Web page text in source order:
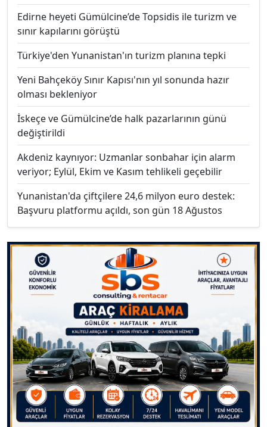
Edirne heyeti Gümülcine’de Topsidis ile turizm ve
sınır kapılarını görüştü
Türkiye'den Yunanistan'ın turizm planına tepki
Yeni Bahçeköy Sınır Kapısı'nın yıl sonunda hazır
olması bekleniyor
İskeçe ve Gümülcine’de halk pazarlarının günü
değiştirildi
Akdeniz kaynıyor: Uzmanlar sonbahar için alarm
veriyor; Eylül, Ekim ve Kasım tehlikeli geçebilir
Yunanistan'da çiftçilere 24,6 milyon euro destek:
Başvuru platformu açıldı, son gün 18 Ağustos